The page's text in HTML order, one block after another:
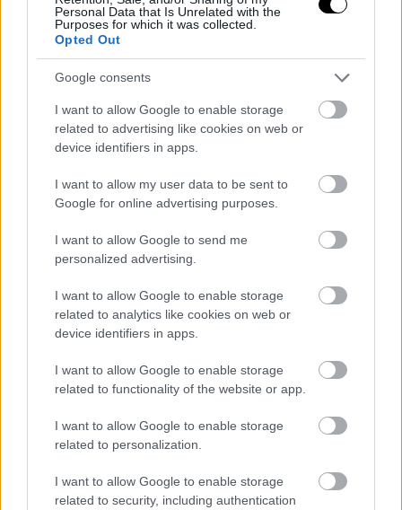
Personal Data that Is Unrelated with the
Purposes for which it was collected.
Opted Out
Google consents
I want to allow Google to enable storage
related to advertising like cookies on web or
device identifiers in apps.
I want to allow my user data to be sent to
Google for online advertising purposes.
I want to allow Google to send me
personalized advertising.
I want to allow Google to enable storage
related to analytics like cookies on web or
device identifiers in apps.
I want to allow Google to enable storage
related to functionality of the website or app.
I want to allow Google to enable storage
related to personalization.
I want to allow Google to enable storage
related to security, including authentication
Game of Thrones Season 5
Μεταφορά αρχοντική, extras απολαυστικά
Daredevil Season 2
Καλοσκηνοθετημένο, κακογραμμένο, αφιλόδοξο